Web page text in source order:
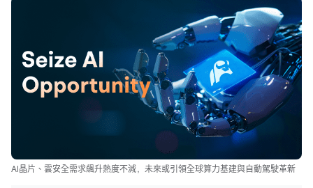
AI晶片、雲安全需求飆升熱度不減，未來或引領全球算力基建與自動駕駛革新